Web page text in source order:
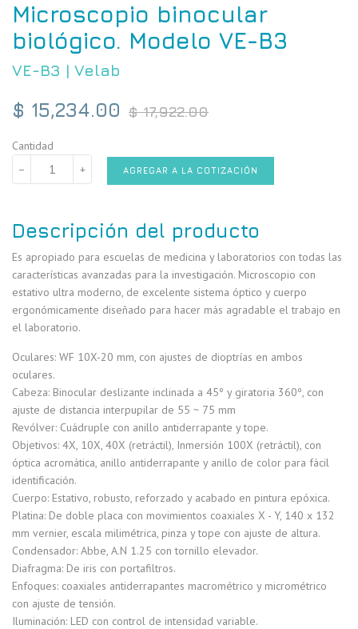
Microscopio binocular
biológico. Modelo VE-B3
VE-B3 | Velab
Precio
habitual
$ 15,234.00 $ 17,922.00
Cantidad
−
+ AGREGAR A LA COTIZACIÓN
Descripción del producto
Es apropiado para escuelas de medicina y laboratorios con todas las
características avanzadas para la investigación. Microscopio con
estativo ultra moderno, de excelente sistema óptico y cuerpo
ergonómicamente diseñado para hacer más agradable el trabajo en
el laboratorio.
Oculares: WF 10X-20 mm, con ajustes de dioptrías en ambos
oculares.
Cabeza: Binocular deslizante inclinada a 45º y giratoria 360º, con
ajuste de distancia interpupilar de 55 ~ 75 mm
Revólver: Cuádruple con anillo antiderrapante y tope.
Objetivos: 4X, 10X, 40X (retráctil), Inmersión 100X (retráctil), con
óptica acromática, anillo antiderrapante y anillo de color para fácil
identificación.
Cuerpo: Estativo, robusto, reforzado y acabado en pintura epóxica.
Platina: De doble placa con movimientos coaxiales X - Y, 140 x 132
mm vernier, escala milimétrica, pinza y tope con ajuste de altura.
Condensador: Abbe, A.N 1.25 con tornillo elevador.
Diafragma: De iris con portafiltros.
Enfoques: coaxiales antiderrapantes macrométrico y micrométrico
con ajuste de tensión.
Iluminación: LED con control de intensidad variable.